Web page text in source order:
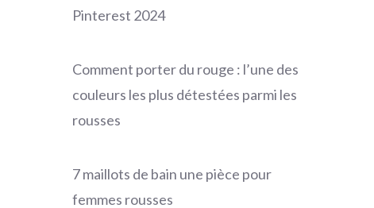
Pinterest 2024
Comment porter du rouge : l’une des
couleurs les plus détestées parmi les
rousses
7 maillots de bain une pièce pour
femmes rousses